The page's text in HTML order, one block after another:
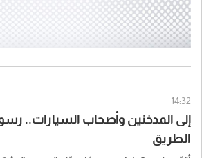
14:32
إلى المدخنين وأصحاب السيارات..
الطريق